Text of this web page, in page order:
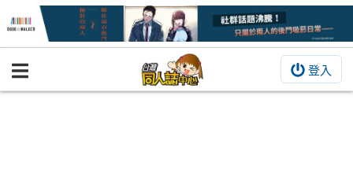
登入
BOOKY書集倉庫